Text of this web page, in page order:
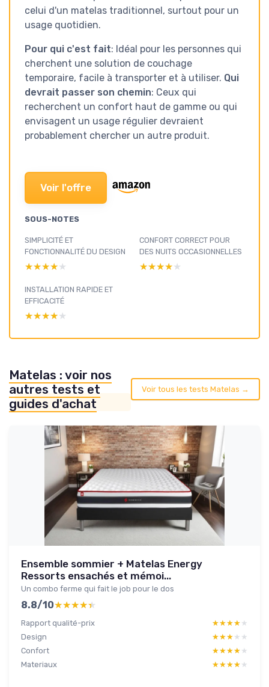
celui d'un matelas traditionnel, surtout pour un
usage quotidien.
Pour qui c'est fait: Idéal pour les personnes qui
cherchent une solution de couchage
temporaire, facile à transporter et à utiliser. Qui
devrait passer son chemin: Ceux qui
recherchent un confort haut de gamme ou qui
envisagent un usage régulier devraient
probablement chercher un autre produit.
Voir l'offre
SOUS-NOTES
SIMPLICITÉ ET
FONCTIONNALITÉ DU DESIGN
★★★★★
★★★★★
CONFORT CORRECT POUR
DES NUITS OCCASIONNELLES
★★★★★
★★★★★
INSTALLATION RAPIDE ET
EFFICACITÉ
★★★★★
★★★★★
Matelas : voir nos
autres tests et
guides d'achat
Voir tous les tests Matelas →
Ensemble sommier + Matelas Energy
Ressorts ensachés et mémoi...
Un combo ferme qui fait le job pour le dos
8.8/10★★★★★
★★★★★
Rapport qualité-prix ★★★★★
★★★★★
Design
★★★★★
★★★★★
Confort
★★★★★
★★★★★
Materiaux
★★★★★
★★★★★